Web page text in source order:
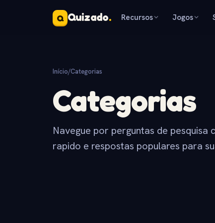
Q Quizado. Recursos Jogos
Início/Categorias
Categorias
Navegue por perguntas de
rapido e respostas populares para